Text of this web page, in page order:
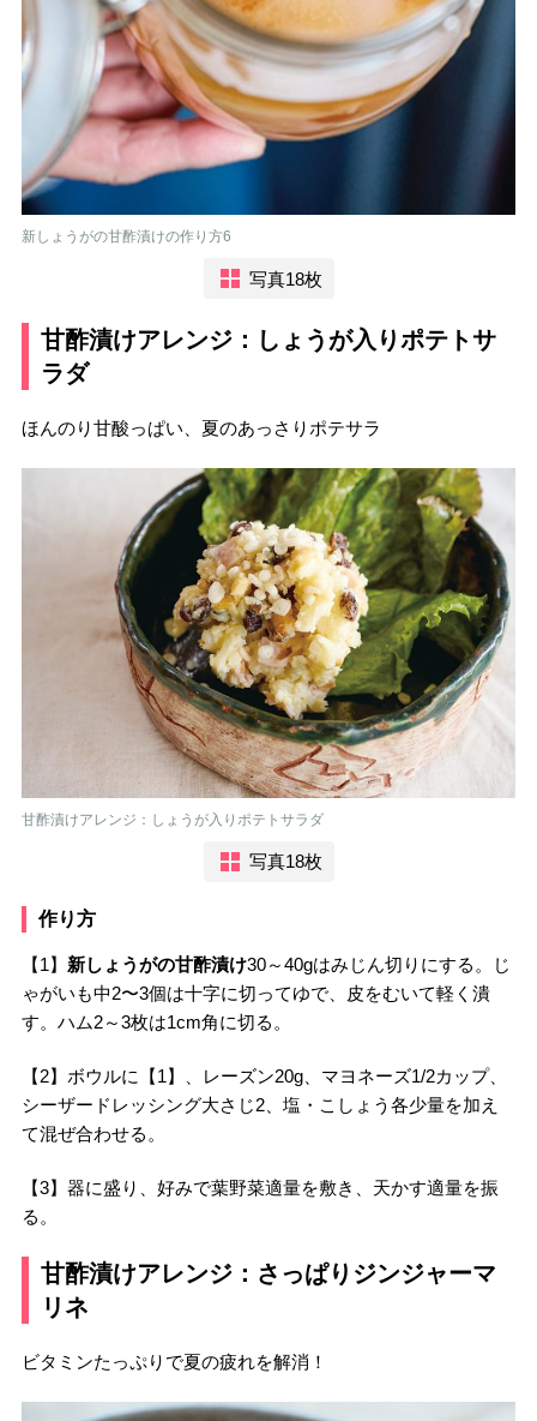
新しょうがの甘酢漬けの作り方6
写真18枚
甘酢漬けアレンジ：しょうが入りポテトサ
ラダ
ほんのり甘酸っぱい、夏のあっさりポテサラ
甘酢漬けアレンジ：しょうが入りポテトサラダ
写真18枚
作り方
【1】 新しょうがの甘酢漬け30～40gはみじん切りにする。じ
ゃがいも中2〜3個は十字に切ってゆで、皮をむいて軽く潰
す。ハム2～3枚は1cm角に切る。
【2】ボウルに【1】、レーズン20g、マヨネーズ1/2カップ、
シーザードレッシング大さじ2、塩・こしょう各少量を加え
て混ぜ合わせる。
【3】器に盛り、好みで葉野菜適量を敷き、天かす適量を振
る。
甘酢漬けアレンジ：さっぱりジンジャーマ
リネ
ビタミンたっぷりで夏の疲れを解消！